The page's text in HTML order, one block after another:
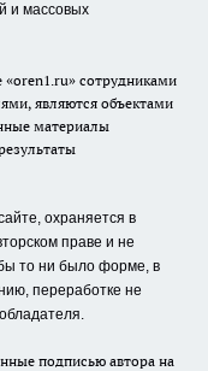
и массовых
сотрудниками
являются объектами
материалы
охраняется в
праве и не
то ни было форме, в
переработке не
подписью автора на